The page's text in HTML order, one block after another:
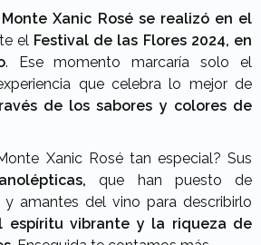
Monte Xanic Rosé se realizó en el
el Festival de las Flores 2024, en
. Ese momento marcaría solo el
que celebra lo mejor de
de los sabores y colores de
Xanic Rosé tan especial? Sus
que han puesto de
amantes del vino para describirlo
espíritu vibrante y la riqueza de